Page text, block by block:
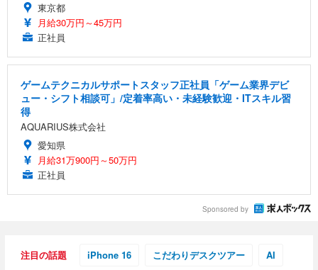
東京都
月給30万円～45万円
正社員
ゲームテクニカルサポートスタッフ正社員「ゲーム業界デビ
ュー・シフト相談可」/定着率高い・未経験歓迎・ITスキル習
得
AQUARIUS株式会社
愛知県
月給31万900円～50万円
正社員
Sponsored by
注目の話題 iPhone 16 こだわりデスクツアー AI